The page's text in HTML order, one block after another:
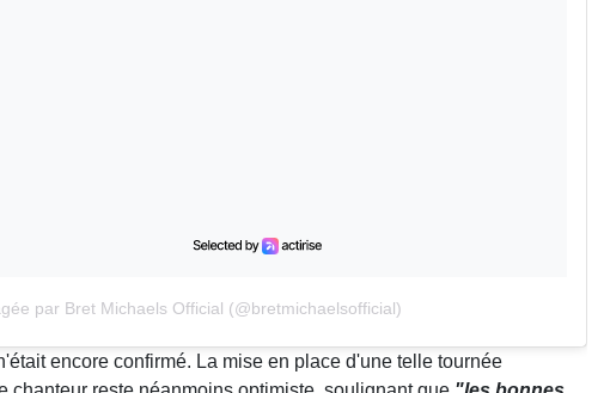
par Bret Michaels Official (@bretmichaelsofficial)
encore confirmé. La mise en place d'une telle tournée